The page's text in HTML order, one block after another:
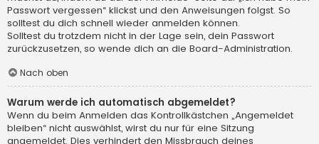
Passwort vergessen“ klickst und den Anweisungen folgst. So
solltest du dich schnell wieder anmelden können.
Solltest du trotzdem nicht in der Lage sein, dein Passwort
zurückzusetzen, so wende dich an die Board-Administration.
Nach oben
Warum werde ich automatisch abgemeldet?
Wenn du beim Anmelden das Kontrollkästchen „Angemeldet
bleiben“ nicht auswählst, wirst du nur für eine Sitzung
angemeldet. Dies verhindert den Missbrauch deines